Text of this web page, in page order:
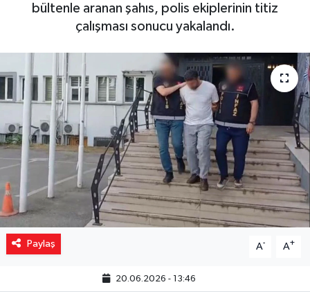
bültenle aranan şahıs, polis ekiplerinin titiz
çalışması sonucu yakalandı.
Paylaş A- A+
20.06.2026 - 13:46
Yaşam